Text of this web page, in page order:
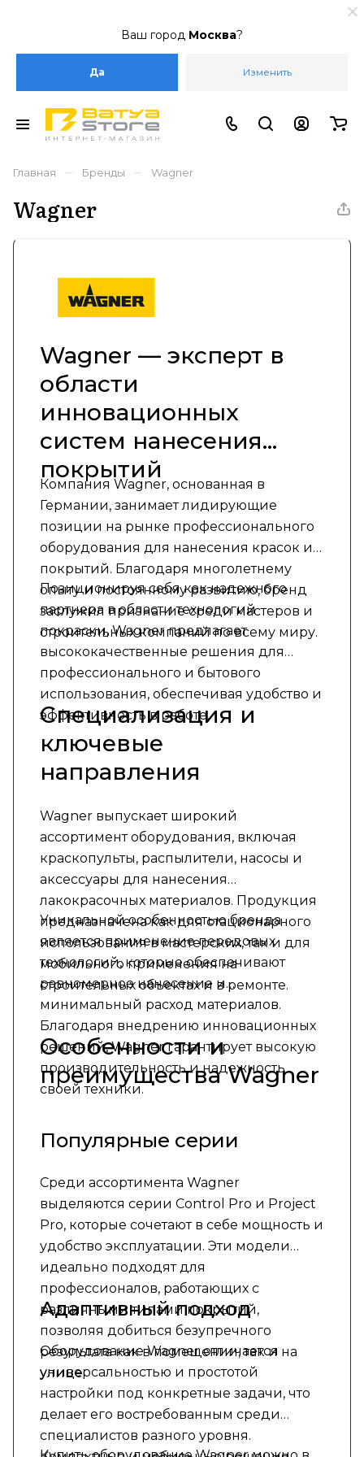
Ваш город Москва?
Да Изменить
Главная – Бренды – Wagner
Wagner
Wagner — эксперт в
области
инновационных
систем нанесения
покрытий
Компания Wagner, основанная в
Германии, занимает лидирующие
позиции на рынке профессионального
оборудования для нанесения красок и
покрытий. Благодаря многолетнему
опыту и постоянному развитию, бренд
заслужил признание среди мастеров и
строительных компаний по всему миру.
Позиционируя себя как надежного
партнера в области технологий
покраски, Wagner предлагает
высококачественные решения для
профессионального и бытового
использования, обеспечивая удобство и
эффективность в работе.
Специализация и
ключевые
направления
Wagner выпускает широкий
ассортимент оборудования, включая
краскопульты, распылители, насосы и
аксессуары для нанесения
лакокрасочных материалов. Продукция
предназначена как для стационарного
использования в мастерских, так и для
мобильного применения на
строительных объектах и в ремонте.
Уникальной особенностью бренда
является применение передовых
технологий, которые обеспечивают
равномерное нанесение и
минимальный расход материалов.
Благодаря внедрению инновационных
решений, Wagner гарантирует высокую
производительность и надежность
своей техники.
Особенности и
преимущества Wagner
Популярные серии
Среди ассортимента Wagner
выделяются серии Control Pro и Project
Pro, которые сочетают в себе мощность и
удобство эксплуатации. Эти модели
идеально подходят для
профессионалов, работающих с
различными типами покрытий,
позволяя добиться безупречного
результата как в помещении, так и на
улице.
Адаптивный подход
Оборудование Wagner отличается
универсальностью и простотой
настройки под конкретные задачи, что
делает его востребованным среди
специалистов разного уровня.